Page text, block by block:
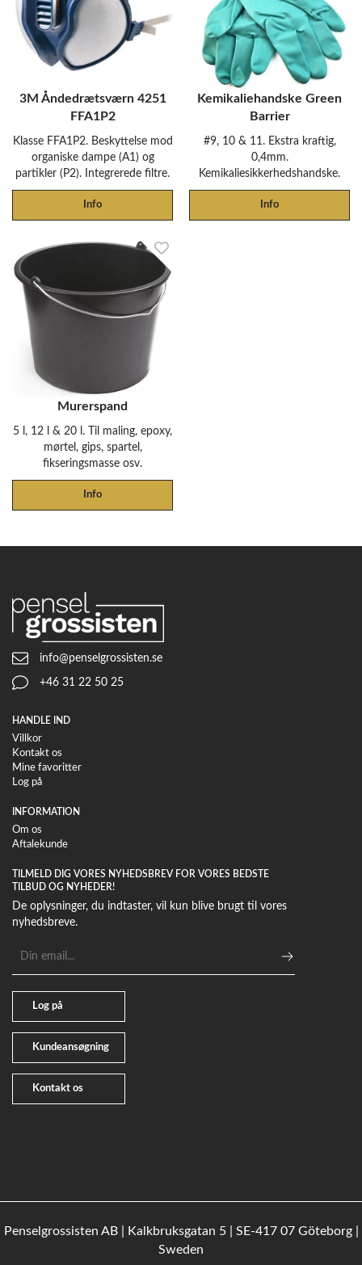
3M Åndedrætsværn 4251
FFA1P2
Klasse FFA1P2. Beskyttelse mod
organiske dampe (A1) og
partikler (P2). Integrerede filtre.
Info
Kemikaliehandske Green
Barrier
#9, 10 & 11. Ekstra kraftig,
0,4mm.
Kemikaliesikkerhedshandske.
Info
Murerspand
5 l, 12 l & 20 l. Til maling, epoxy,
mørtel, gips, spartel,
fikseringsmasse osv.
Info
info@penselgrossisten.se
+46 31 22 50 25
HANDLE IND
Villkor
Kontakt os
Mine favoritter
Log på
INFORMATION
Om os
Aftalekunde
TILMELD DIG VORES NYHEDSBREV FOR VORES BEDSTE
TILBUD OG NYHEDER!
De oplysninger, du indtaster, vil kun blive brugt til vores
nyhedsbreve.
mailadresse
Kontakt os
Kundeansøgning
Log på
Penselgrossisten AB | Kalkbruksgatan 5 | SE-417 07 Göteborg |
Sweden